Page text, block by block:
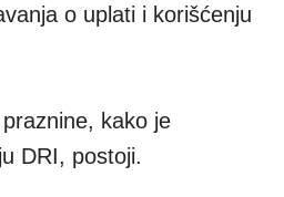
o uplati i korišćenju
kako je
DRI, postoji.